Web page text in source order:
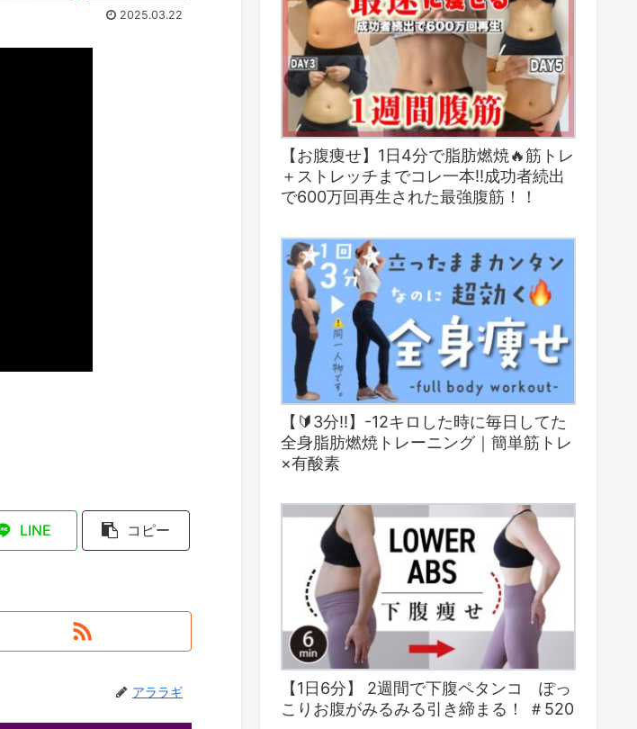
2025.03.22
LINE コピー
アララギ
【お腹痩せ】1日4分で脂肪燃焼🔥筋トレ
＋ストレッチまでコレ一本‼︎成功者続出
で600万回再生された最強腹筋！！
【🔰3分!!】-12キロした時に毎日してた
全身脂肪燃焼トレーニング｜簡単筋トレ
×有酸素
【1日6分】 2週間で下腹ペタンコ ぽっ
こりお腹がみるみる引き締まる！ ＃520